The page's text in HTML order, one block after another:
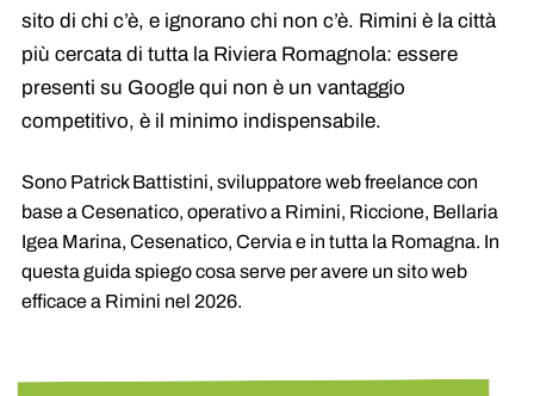
sito di chi c’è, e ignorano chi non c’è. Rimini è la città
più cercata di tutta la Riviera Romagnola: essere
presenti su Google qui non è un vantaggio
competitivo, è il minimo indispensabile.
Sono Patrick Battistini, sviluppatore web freelance con
base a Cesenatico, operativo a Rimini, Riccione, Bellaria
Igea Marina, Cesenatico, Cervia e in tutta la Romagna. In
questa guida spiego cosa serve per avere un sito web
efficace a Rimini nel 2026.